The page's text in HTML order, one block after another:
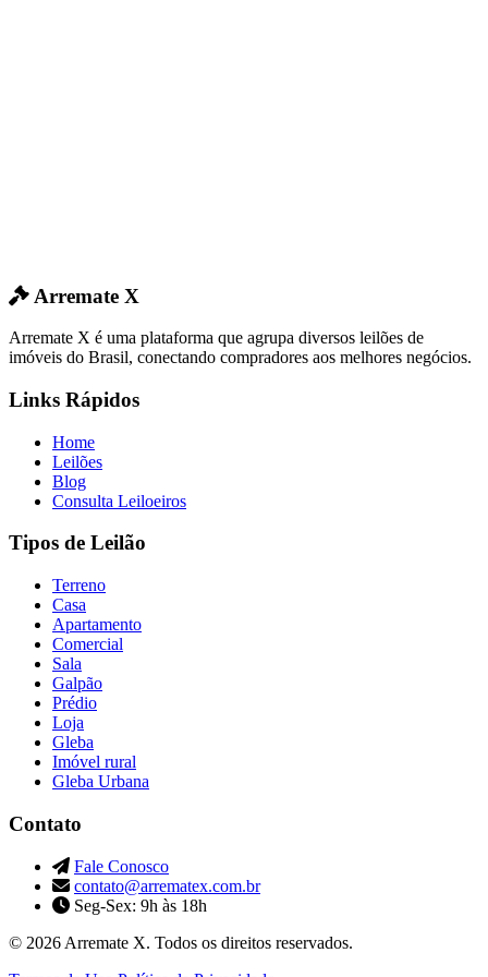
Arremate X
Arremate X é uma plataforma que agrupa diversos leilões de
imóveis do Brasil, conectando compradores aos melhores negócios.
Links Rápidos
Home
Leilões
Blog
Consulta Leiloeiros
Tipos de Leilão
Terreno
Casa
Apartamento
Comercial
Sala
Galpão
Prédio
Loja
Gleba
Imóvel rural
Gleba Urbana
Contato
Fale Conosco
contato@arrematex.com.br
Seg-Sex: 9h às 18h
© 2026 Arremate X. Todos os direitos reservados.